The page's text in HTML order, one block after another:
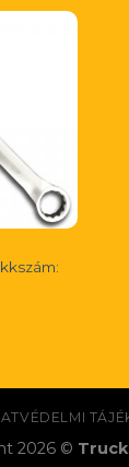
2026 ©